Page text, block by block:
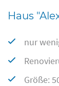
Haus
nur
Größe: